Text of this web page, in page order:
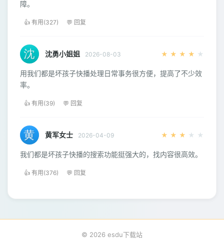
障。
👍 有用(327) 💬 回复
沈勇小姐姐 2026-08-03 ★ ★ ★ ★ ★
用我们都是坏孩子快播处理日常事务很方便，提高了不少效
率。
👍 有用(39) 💬 回复
黄军女士 2026-04-09 ★ ★ ★ ★ ★
我们都是坏孩子快播的搜索功能挺强大的，找内容很高效。
👍 有用(376) 💬 回复
© 2026 esdu下载站